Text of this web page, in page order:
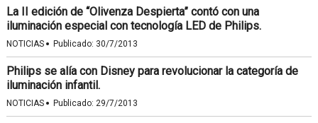
La II edición de “Olivenza Despierta” contó con una
iluminación especial con tecnología LED de Philips.
NOTICIAS · Publicado: 30/7/2013
Philips se alía con Disney para revolucionar la categoría de
iluminación infantil.
NOTICIAS · Publicado: 29/7/2013